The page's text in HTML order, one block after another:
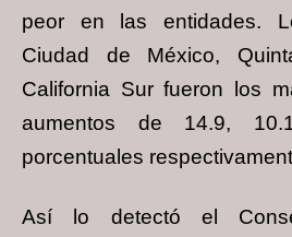
peor en las entidades.
Ciudad de México,
California Sur fueron los
aumentos de 14.9,
porcentuales
Así lo detectó el